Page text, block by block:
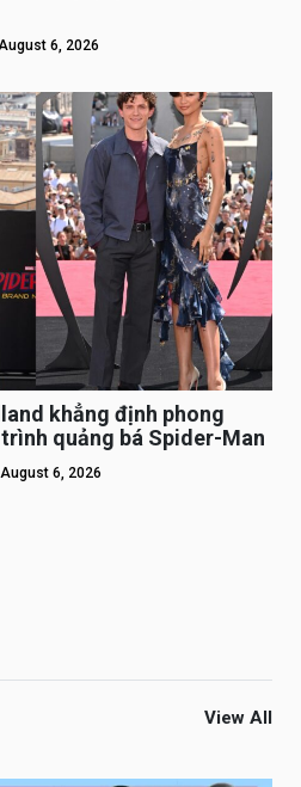
6, 2026
khẳng định phong
quảng bá Spider-Man
August 6, 2026
View All